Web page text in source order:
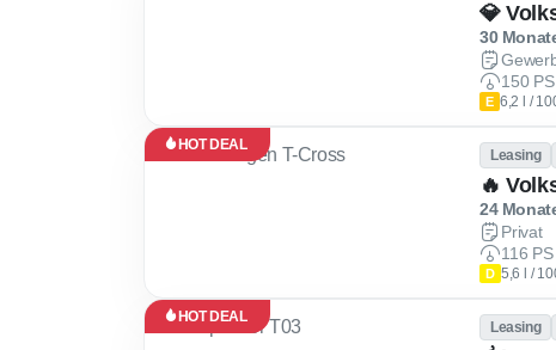
💎
30
150
E 6,2 l /
HOT DEAL
Leasing
🔥
24
Privat
116
D 5,6 l /
HOT DEAL
Leasing